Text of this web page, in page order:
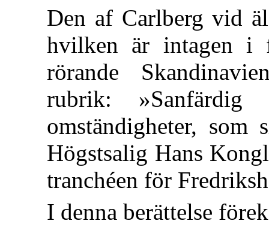
Den af Carlberg vid
hvilken är intagen i
rörande
rubrik:
omständigheter,
Högstsalig Hans
tranchéen för
I denna berättelse